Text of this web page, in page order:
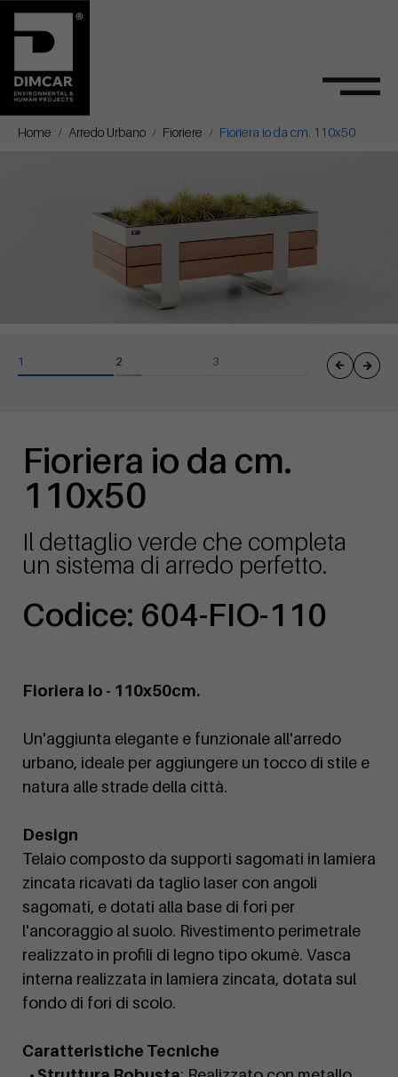
Home Arredo Urbano Fioriere Fioriera io da cm. 110x50
Fioriera io da cm.
110x50
Il dettaglio verde che completa
un sistema di arredo perfetto.
Codice: 604-FIO-110
Fioriera Io - 110x50cm.
Un'aggiunta elegante e funzionale all'arredo
urbano, ideale per aggiungere un tocco di stile e
natura alle strade della città.
Design
Telaio composto da supporti sagomati in lamiera
zincata ricavati da taglio laser con angoli
sagomati, e dotati alla base di fori per
l'ancoraggio al suolo. Rivestimento perimetrale
realizzato in profili di legno tipo okumè. Vasca
interna realizzata in lamiera zincata, dotata sul
fondo di fori di scolo.
Caratteristiche Tecniche